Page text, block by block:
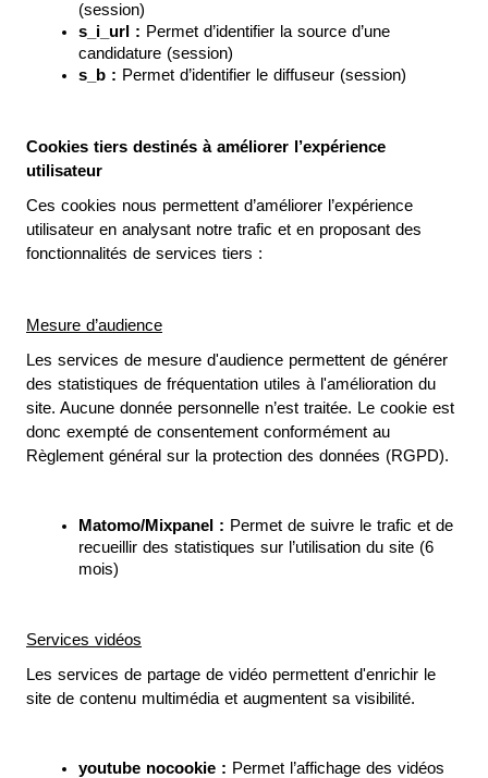
(session)
s_i_url : Permet d’identifier la source d’une
candidature (session)
s_b : Permet d’identifier le diffuseur (session)
Cookies tiers destinés à améliorer l’expérience
utilisateur
Ces cookies nous permettent d’améliorer l’expérience
utilisateur en analysant notre trafic et en proposant des
fonctionnalités de services tiers :
Mesure d’audience
Les services de mesure d'audience permettent de générer
des statistiques de fréquentation utiles à l'amélioration du
site. Aucune donnée personnelle n’est traitée. Le cookie est
donc exempté de consentement conformément au
Règlement général sur la protection des données (RGPD).
Matomo/Mixpanel : Permet de suivre le trafic et de
recueillir des statistiques sur l’utilisation du site (6
mois)
Services vidéos
Les services de partage de vidéo permettent d'enrichir le
site de contenu multimédia et augmentent sa visibilité.
youtube nocookie : Permet l’affichage des vidéos